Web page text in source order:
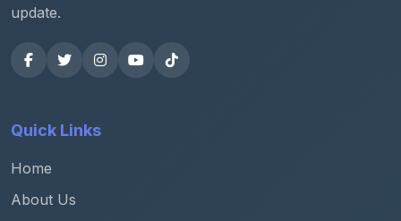
update.
Quick Links
Home
About Us